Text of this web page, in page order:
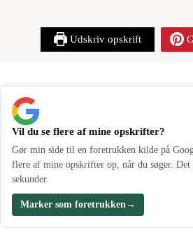
Udskriv opskrift
Vil du se flere af mine opskrifter?
Gør min side til en foretrukken kilde på
flere af mine opskrifter op, når du søger. Det
sekunder.
Marker som foretrukken →